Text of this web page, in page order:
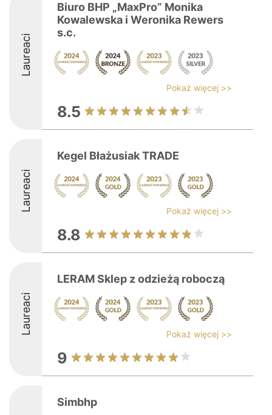
Laureaci
Biuro BHP „MaxPro” Monika
Kowalewska i Weronika Rewers
s.c.
Pokaż więcej >>
8.5
Laureaci
Kegel Błażusiak TRADE
Pokaż więcej >>
8.8
Laureaci
LERAM Sklep z odzieżą roboczą
Pokaż więcej >>
9
Simbhp